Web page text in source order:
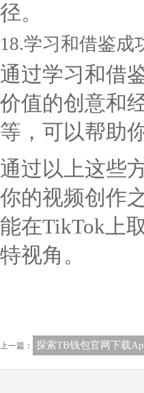
径。
18.学习和借鉴成
通过学习和借
价值的创意和
等，可以帮助
通过以上这些
你的视频创作
能在TikTok上
特视角。
上一篇： 探索TB钱包官网下载